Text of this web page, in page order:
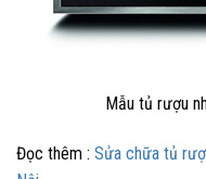
Mẫu tủ rượu
Đọc thêm : Sửa chữa tủ